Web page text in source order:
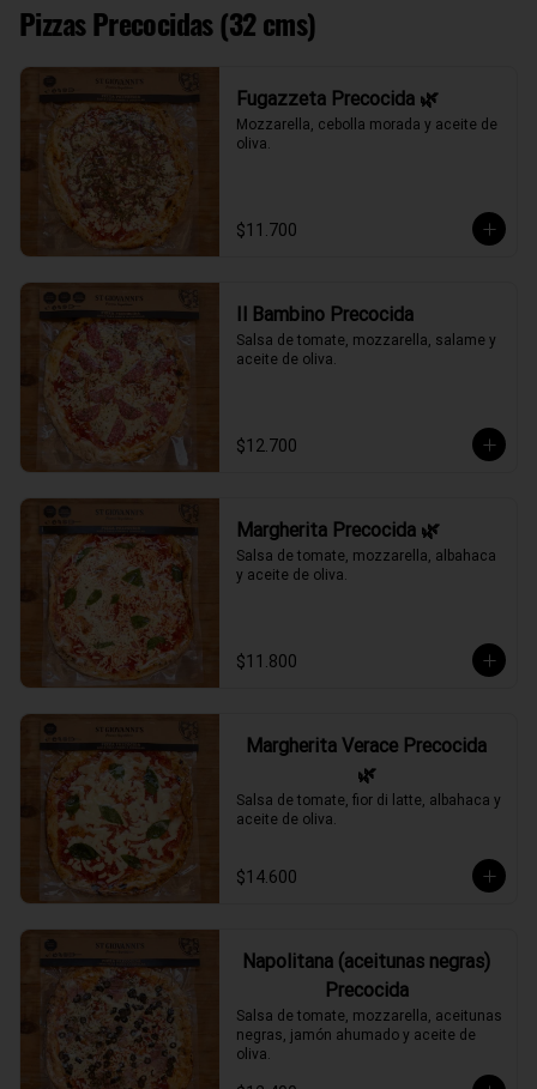
Pizzas Precocidas (32 cms)
Fugazzeta Precocida 🌿
Mozzarella, cebolla morada y aceite de
oliva.
$11.700
Il Bambino Precocida
Salsa de tomate, mozzarella, salame y
aceite de oliva.
$12.700
Margherita Precocida 🌿
Salsa de tomate, mozzarella, albahaca
y aceite de oliva.
$11.800
Margherita Verace Precocida
🌿
Salsa de tomate, fior di latte, albahaca y
aceite de oliva.
$14.600
Napolitana (aceitunas negras)
Precocida
Salsa de tomate, mozzarella, aceitunas
negras, jamón ahumado y aceite de
oliva.